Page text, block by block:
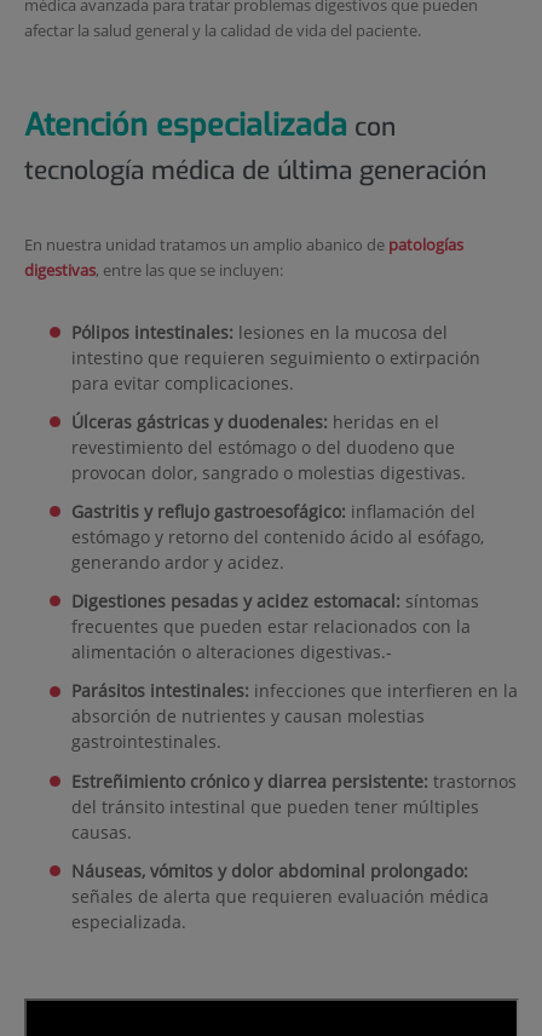
médica avanzada para tratar problemas digestivos que pueden
afectar la salud general y la calidad de vida del paciente.
Atención especializada con
tecnología médica de última generación
En nuestra unidad tratamos un amplio abanico de patologías
digestivas, entre las que se incluyen:
Pólipos intestinales: lesiones en la mucosa del
intestino que requieren seguimiento o extirpación
para evitar complicaciones.
Úlceras gástricas y duodenales: heridas en el
revestimiento del estómago o del duodeno que
provocan dolor, sangrado o molestias digestivas.
Gastritis y reflujo gastroesofágico: inflamación del
estómago y retorno del contenido ácido al esófago,
generando ardor y acidez.
Digestiones pesadas y acidez estomacal: síntomas
frecuentes que pueden estar relacionados con la
alimentación o alteraciones digestivas.-
Parásitos intestinales: infecciones que interfieren en la
absorción de nutrientes y causan molestias
gastrointestinales.
Estreñimiento crónico y diarrea persistente: trastornos
del tránsito intestinal que pueden tener múltiples
causas.
Náuseas, vómitos y dolor abdominal prolongado:
señales de alerta que requieren evaluación médica
especializada.